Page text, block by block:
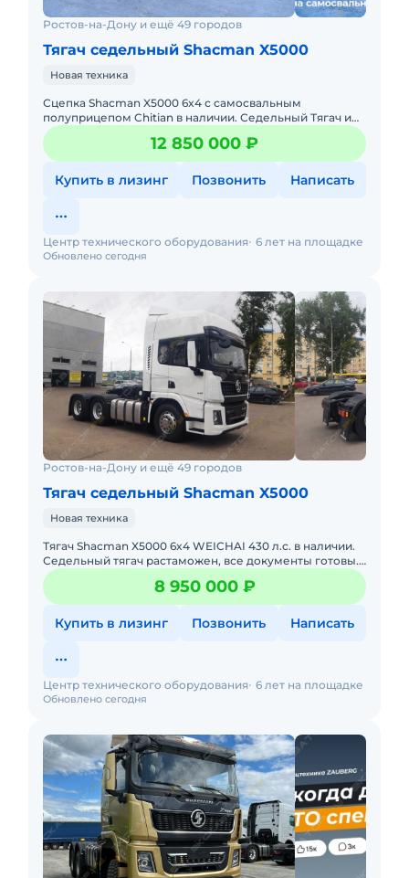
Ростов-на-Дону и ещё 49 городов
Тягач седельный Shacman X5000
Новая техника
Сцепка Shacman X5000 6x4 с самосвальным
полуприцепом Chitian в наличии. Седельный Тягач и
полуприцеп растаможены, все документы готовы.
Действующее ЭПТС, нал12 850 000 ₽
Купить в лизинг Позвонить Написать
Обновлено сегодня
Центр технического оборудования 6 лет на площадке
Ростов-на-Дону и ещё 49 городов
Тягач седельный Shacman X5000
Новая техника
Тягач Shacman X5000 6x4 WEICHAI 430 л.с. в наличии.
Седельный тягач растаможен, все документы готовы.
Действующее ЭПТС, налоги и сборы уплачены.
Стоимость указ
8 950 000 ₽
Купить в лизинг Позвонить Написать
Обновлено сегодня
Центр технического оборудования 6 лет на площадке